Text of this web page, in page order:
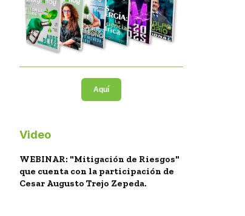
Aquí
Video
WEBINAR: "Mitigación de Riesgos"
que cuenta con la participación de
Cesar Augusto Trejo Zepeda.